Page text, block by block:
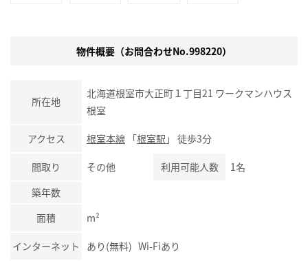
物件概要（お問合わせNo.998220）
所在地
北海道根室市大正町１丁目21 ワークマンハウス
根室
アクセス 根室本線 「根室駅 」 徒歩3分
間取り その他 利用可能人数
1名
築年数
面積
m²
インターネット あり(無料) Wi-Fiあり